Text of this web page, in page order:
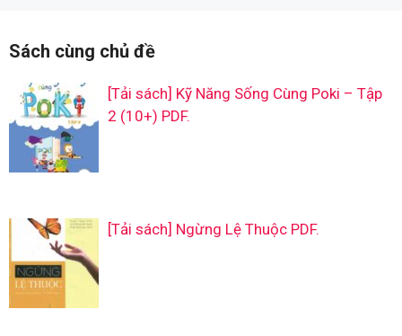
Sách cùng chủ đề
[Tải sách] Kỹ Năng Sống Cùng Poki – Tập
2 (10+) PDF.
[Tải sách] Ngừng Lệ Thuộc PDF.